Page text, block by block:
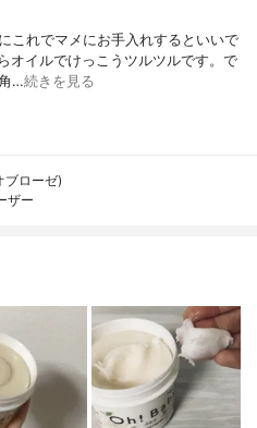
これでマメにお手入れするといいで
オイルでけっこうツルツルです。で
…続きを見る
ブローゼ)
ザー